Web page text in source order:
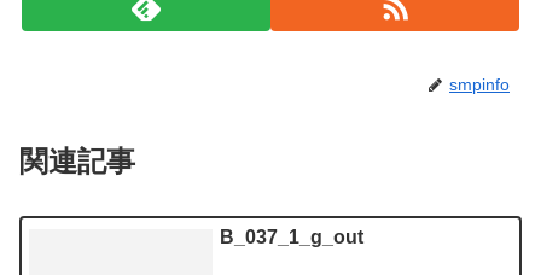
smpinfo
関連記事
B_037_1_g_out